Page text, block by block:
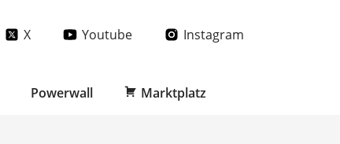
X Youtube Instagram
Powerwall Marktplatz